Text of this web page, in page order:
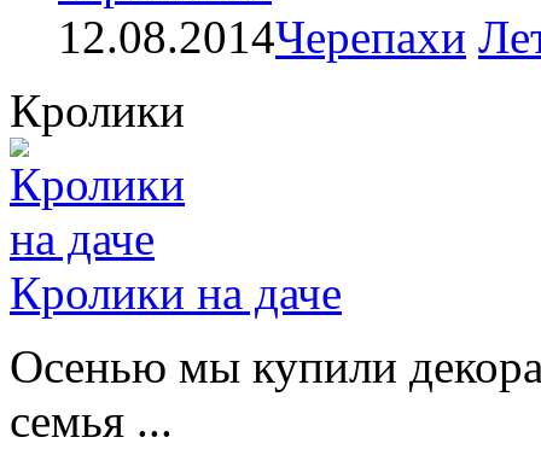
12.08.2014Черепахи
Кролики
Кролики на даче
Осенью мы купили
семья ...